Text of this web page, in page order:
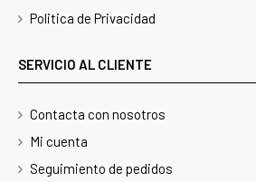
Politica de Privacidad
SERVICIO AL CLIENTE
Contacta con nosotros
Mi cuenta
Seguimiento de pedidos